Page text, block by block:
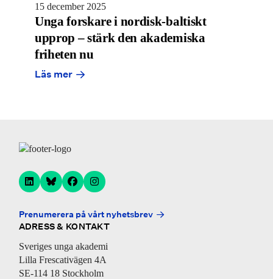
15 december 2025
Unga forskare i nordisk-baltiskt
upprop – stärk den akademiska
friheten nu
Läs mer
Prenumerera på vårt nyhetsbrev
ADRESS & KONTAKT
Sveriges unga akademi
Lilla Frescativägen 4A
SE-114 18 Stockholm